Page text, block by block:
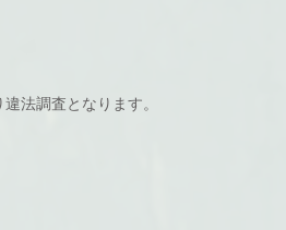
法調査となります。